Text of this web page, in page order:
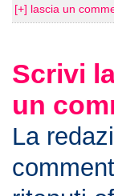
[+] lascia un
Scrivi
un
La